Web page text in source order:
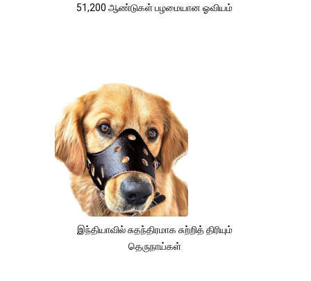
51,200 ஆண்டுகள் பழமையான ஓவியம்
இந்தியாவில் சுதந்திரமாக சுற்றித் திரியும்
தெருநாய்கள்